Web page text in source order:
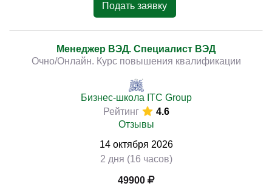
Подать заявку
Менеджер ВЭД. Специалист ВЭД
Очно/Онлайн. Курс повышения квалификации
Бизнес-школа ITC Group
Рейтинг
4.6
Отзывы
14 октября 2026
2 дня (16 часов)
49900